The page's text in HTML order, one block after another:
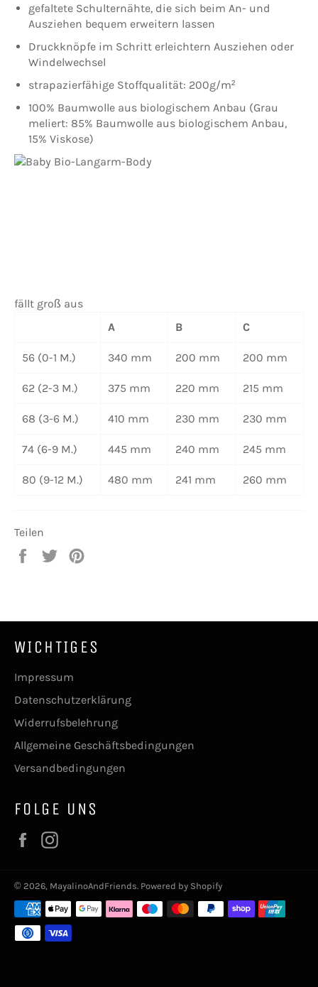
gefaltete Schulternähte, die sich beim An- und
Ausziehen bequem erweitern lassen
Druckknöpfe im Schritt erleichtern Ausziehen oder
Windelwechsel
strapazierfähige Stoffqualität: 200g/m²
100% Baumwolle aus biologischem Anbau (Grau
meliert: 85% Baumwolle aus biologischem Anbau,
15% Viskose)
fällt groß aus
A
B C
56 (0-1 M.) 340 mm 200 mm 200 mm
62 (2-3 M.) 375 mm 220 mm 215 mm
68 (3-6 M.) 410 mm 230 mm 230 mm
74 (6-9 M.) 445 mm 240 mm 245 mm
80 (9-12 M.) 480 mm 241 mm 260 mm
Teilen
Auf
Auf
WICHTIGES
Impressum
Datenschutzerklärung
Widerrufsbelehrung
Allgemeine Geschäftsbedingungen
Versandbedingungen
FOLGE UNS
Facebook
© 2026, MayalinoAndFriends. Powered by Shopify
Zahlungsmethoden